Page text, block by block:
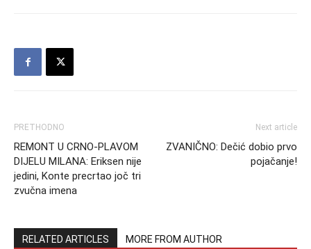
PRETHODNO
REMONT U CRNO-PLAVOM
DIJELU MILANA: Eriksen nije
jedini, Konte precrtao joč tri
zvučna imena
Next article
ZVANIČNO: Dečić dobio prvo
pojačanje!
RELATED ARTICLES MORE FROM AUTHOR